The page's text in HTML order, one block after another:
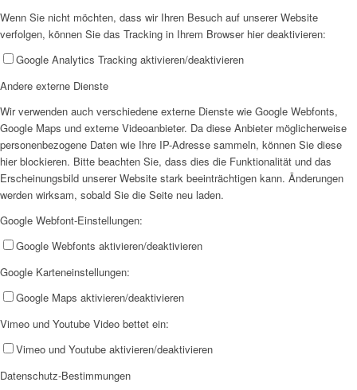
AHOI
AHOI II
PKD
Wenn Sie nicht möchten, dass wir Ihren Besuch auf unserer Website
verfolgen, können Sie das Tracking in Ihrem Browser hier deaktivieren:
Google Analytics Tracking aktivieren/deaktivieren
Andere externe Dienste
Wir verwenden auch verschiedene externe Dienste wie Google Webfonts,
Google Maps und externe Videoanbieter. Da diese Anbieter möglicherweise
personenbezogene Daten wie Ihre IP-Adresse sammeln, können Sie diese
hier blockieren. Bitte beachten Sie, dass dies die Funktionalität und das
Erscheinungsbild unserer Website stark beeinträchtigen kann. Änderungen
werden wirksam, sobald Sie die Seite neu laden.
Google Webfont-Einstellungen:
Google Webfonts aktivieren/deaktivieren
Google Karteneinstellungen:
Google Maps aktivieren/deaktivieren
Vimeo und Youtube Video bettet ein:
Vimeo und Youtube aktivieren/deaktivieren
Datenschutz-Bestimmungen